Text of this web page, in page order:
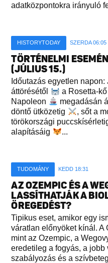
adatközpontokra irányuló
HISTORYTODAY SZERDA 06:05
TÖRTÉNELMI
(JÚLIUS 15.)
Időutazás egyetlen
áttörésétől
a Rosetta-kő
Napoleon
megadásán
döntő ütközetig
, sőt a
törökországi
alapításáig
...
TUDOMÁNY KEDD 18:31
AZ OZEMPIC ÉS A
LASSÍTHATJÁK A
ÖREGEDÉST?
Tipikus eset, amikor egy
váratlan előnyöket kínál. A
mint az Ozempic, a
eredetileg a fogyás, a jobb
szabályozás és a